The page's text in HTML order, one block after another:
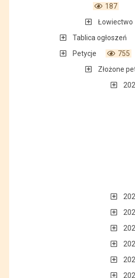
187
Łowiectwo
Tablica ogłoszeń
Petycje
755
Złożone